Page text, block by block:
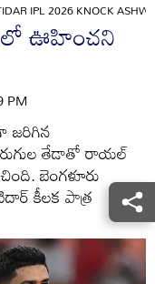
IPL 2026 KNOCK
ఊహించని
PM
జ‌రిగిన‌
తేడాతో రాయల్
బెంగ‌ళూరు
కీలక పాత్ర